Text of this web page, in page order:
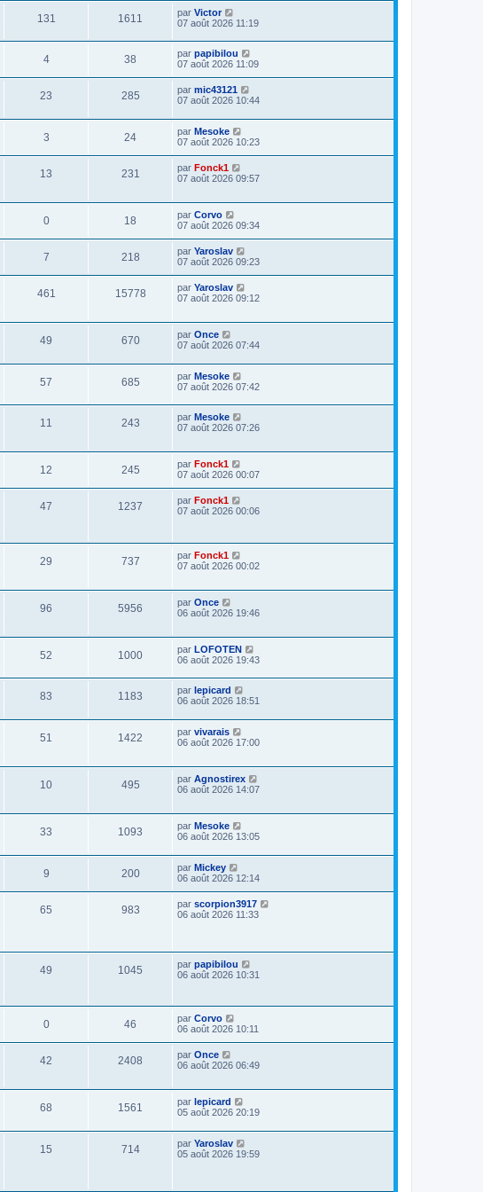
131 1611 par Victor
07 août 2026 11:19
4 38 par papibilou
07 août 2026 11:09
23 285 par mic43121
07 août 2026 10:44
3 24 par Mesoke
07 août 2026 10:23
13 231 par Fonck1
07 août 2026 09:57
0 18 par Corvo
07 août 2026 09:34
7 218 par Yaroslav
07 août 2026 09:23
461 15778 par Yaroslav
07 août 2026 09:12
49 670 par Once
07 août 2026 07:44
57 685 par Mesoke
07 août 2026 07:42
11 243 par Mesoke
07 août 2026 07:26
12 245 par Fonck1
07 août 2026 00:07
47 1237 par Fonck1
07 août 2026 00:06
29 737 par Fonck1
07 août 2026 00:02
96 5956 par Once
06 août 2026 19:46
52 1000 par LOFOTEN
06 août 2026 19:43
83 1183 par lepicard
06 août 2026 18:51
51 1422 par vivarais
06 août 2026 17:00
10 495 par Agnostirex
06 août 2026 14:07
33 1093 par Mesoke
06 août 2026 13:05
9 200 par Mickey
06 août 2026 12:14
65 983 par scorpion3917
06 août 2026 11:33
49 1045 par papibilou
06 août 2026 10:31
0 46 par Corvo
06 août 2026 10:11
42 2408 par Once
06 août 2026 06:49
68 1561 par lepicard
05 août 2026 20:19
15 714 par Yaroslav
05 août 2026 19:59